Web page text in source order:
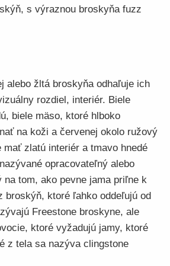
s výraznou broskyňa fuzz
alebo žltá broskyňa odhaľuje ich
rozdiel, interiér. Biele
biele mäso, ktoré hlboko
na koži a červenej okolo ružový
mať zlatú interiér a tmavo hnedé
opracovateľný alebo
na tom, ako pevne jama priľne k
broskýň, ktoré ľahko oddeľujú od
Freestone broskyne, ale
ktoré vyžadujú jamy, ktoré
z tela sa nazýva clingstone